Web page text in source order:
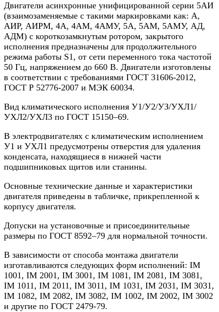
Двигатели асинхронные унифицированной серии 5АИ
(взаимозаменяемые с такими маркировками как: А,
АИР, АИРМ, 4А, 4АМ, 4АМУ, 5А, 5АМ, 5АМУ, АД,
АДМ) с короткозамкнутым ротором, закрытого
исполнения предназначены для продолжительного
режима работы S1, от сети переменного тока частотой
50 Гц, напряжением до 660 В. Двигатели изготовлены
в соответствии с требованиями ГОСТ 31606-2012,
ГОСТ Р 52776-2007 и МЭК 60034.
Вид климатического исполнения У1/У2/УЗ/УХЛ1/
УХЛ2/УХЛ3 по ГОСТ 15150–69.
В электродвигателях с климатическим исполнением
У1 и УХЛ1 предусмотрены отверстия для удаления
конденсата, находящиеся в нижней части
подшипниковых щитов или станины.
Основные технические данные и характеристики
двигателя приведены в табличке, прикрепленной к
корпусу двигателя.
Допуски на установочные и присоединительные
размеры по ГОСТ 8592–79 для нормальной точности.
В зависимости от способа монтажа двигатели
изготавливаются следующих форм исполнений: IM
1001, IM 2001, IM 3001, IM 1081, IM 2081, IM 3081,
IM 1011, IM 2011, IM 3011, IM 1031, IM 2031, IM 3031,
IM 1082, IM 2082, IM 3082, IM 1002, IM 2002, IM 3002
и другие по ГОСТ 2479-79.